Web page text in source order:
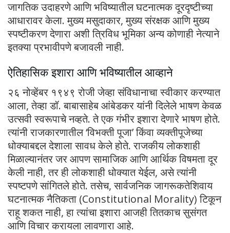
जागतिक उदाहरणे आणि भविष्यातील घटनात्मक दूरदृष्टीच्या
आधारावर केला. मुख्य मसुदाकार, मुख्य संरक्षक आणि मुख्य
स्पष्टीकरण देणारा अशी त्रिविध भूमिका अन्य कोणाही नेत्याने
इतक्या प्रभावीपणे बजावली नाही.
ऐतिहासिक इशारा आणि भविष्यातील आव्हाने
२६ नोव्हेंबर १९४९ रोजी जेव्हा संविधानाचा स्वीकार करण्यात
आला, तेव्हा डॉ. बाबासाहेब आंबेडकर यांनी दिलेले भाषण केवळ
उत्सवी स्वरूपाचे नव्हते. ते एक गंभीर इशारा देणारे भाषण होते.
त्यांनी राजकारणातील ‘विभक्ती पूजा’ किंवा व्यक्तीपूजेच्या
धोक्याबद्दल देशाला सावध केले होते. राजकीय लोकशाही
मिळाल्यानंतर जर आपण सामाजिक आणि आर्थिक विषमता दूर
केली नाही, तर ही लोकशाही धोक्यात येईल, असे त्यांनी
स्पष्टपणे सांगितले होते. तसेच, सार्वजनिक जागरूकतेशिवाय
घटनात्मक नैतिकता (Constitutional Morality) टिकून
राहू शकत नाही, हा त्यांचा इशारा आजही तितकाच सुसंगत
आणि विचार करायला लावणारा आहे.